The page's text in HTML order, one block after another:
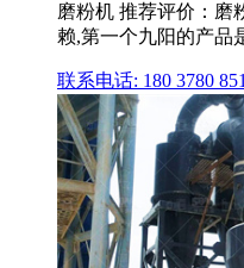
磨粉机 推荐评价：磨
赖,第一个九阳的产品
联系电话: 180 3780